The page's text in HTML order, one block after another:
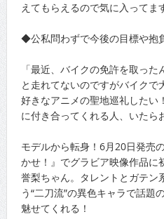
えてもらえるので気に入ってま
◆公私問わずで今後の目標や抱
「最近、バイクの免許を取っ
と走れてないのですがバイク
好きなアニメの聖地巡礼したい
に付き合ってくれる人、いたら
モデルから転身！6月20日発売
かせ！』でグラビア映像作品に
誉梨ちゃん。タレントとガテン
う“二刀流”の異色キャラで話題
魅せてくれる！